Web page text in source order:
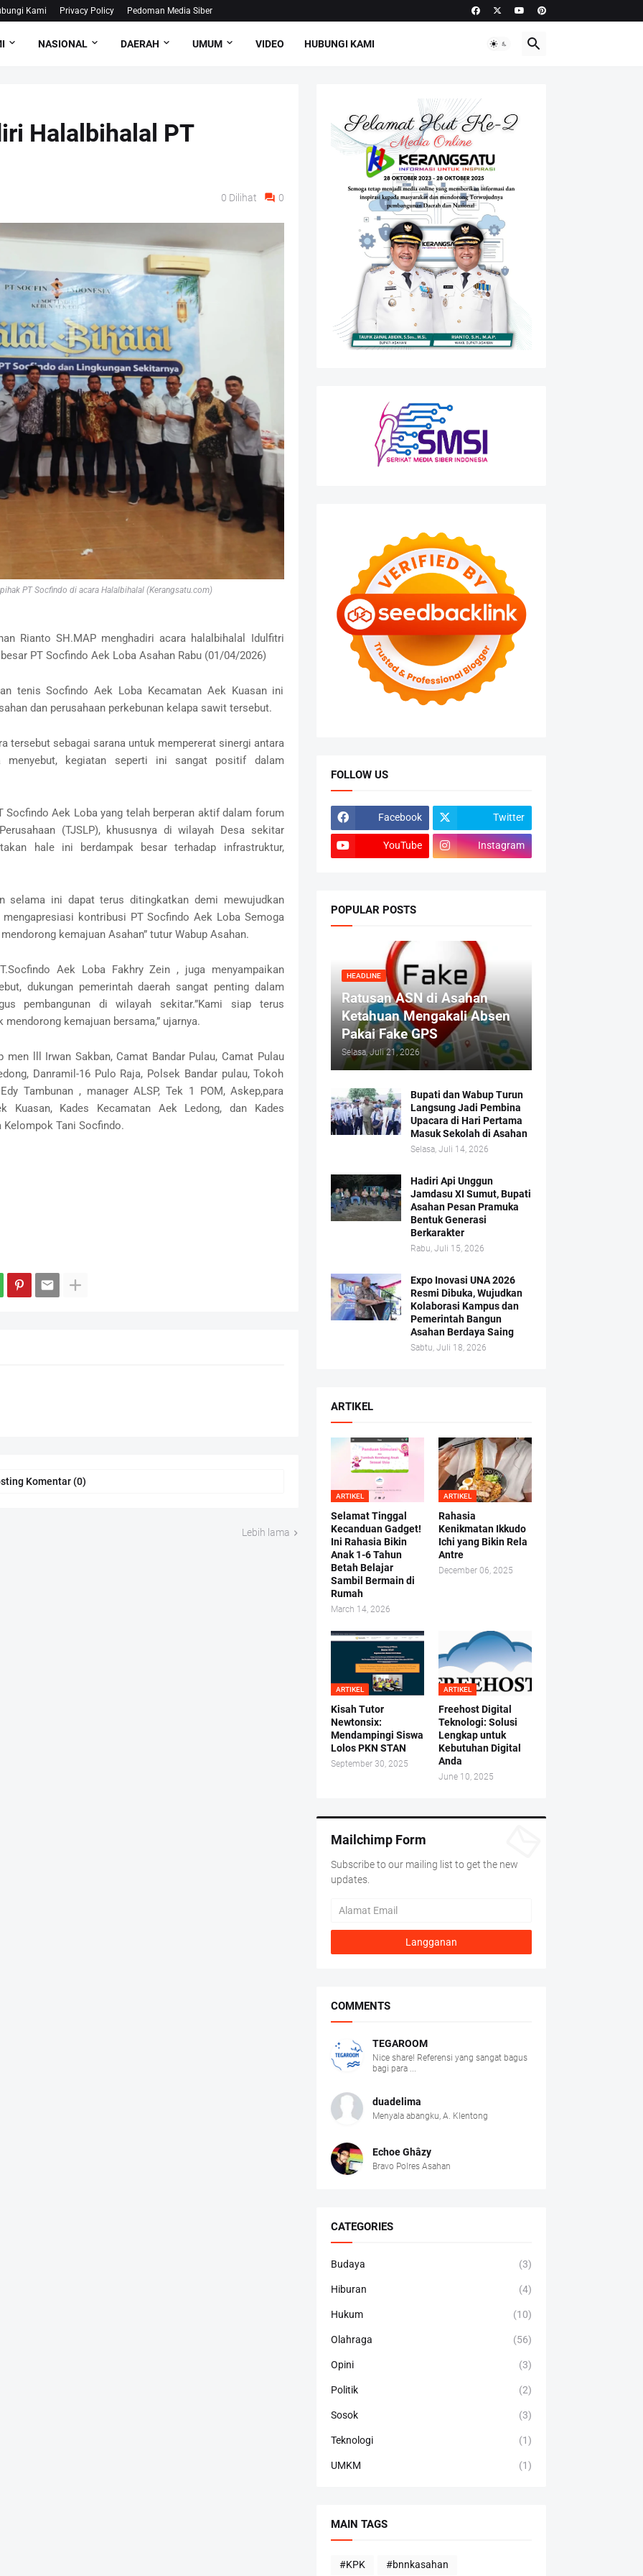
Kami Privacy Policy Pedoman Media Siber
NASIONAL DAERAH UMUM VIDEO HUBUNGI KAMI
Halalbihalal PT
0 Dilihat 0
PT Socfindo di acara Halalbihalal (Kerangsatu.com)
Rianto SH.MAP menghadiri acara halalbihalal Idulfitri
PT Socfindo Aek Loba Asahan Rabu (01/04/2026)
tenis Socfindo Aek Loba Kecamatan Aek Kuasan ini
dan perusahaan perkebunan kelapa sawit tersebut.
tersebut sebagai sarana untuk mempererat sinergi antara
menyebut, kegiatan seperti ini sangat positif dalam
Socfindo Aek Loba yang telah berperan aktif dalam forum
(TJSLP), khususnya di wilayah Desa sekitar
hale ini berdampak besar terhadap infrastruktur,
selama ini dapat terus ditingkatkan demi mewujudkan
kontribusi PT Socfindo Aek Loba Semoga
kemajuan Asahan” tutur Wabup Asahan.
Aek Loba Fakhry Zein , juga menyampaikan
dukungan pemerintah daerah sangat penting dalam
pembangunan di wilayah sekitar.”Kami siap terus
kemajuan bersama,” ujarnya.
men lll Irwan Sakban, Camat Bandar Pulau, Camat Pulau
Danramil-16 Pulo Raja, Polsek Bandar pulau, Tokoh
Tambunan , manager ALSP, Tek 1 POM, Askep,para
Kuasan, Kades Kecamatan Aek Ledong, dan Kades
Kelompok Tani Socfindo.
Komentar (0)
Lebih lama
FOLLOW US
Facebook Twitter
YouTube Instagram
POPULAR POSTS
HEADLINE
Ratusan ASN di Asahan
Ketahuan Mengakali Absen
Pakai Fake GPS
Selasa, Juli 21, 2026
Bupati dan Wabup Turun
Langsung Jadi Pembina
Upacara di Hari Pertama
Masuk Sekolah di Asahan
Selasa, Juli 14, 2026
Hadiri Api Unggun
Jamdasu XI Sumut, Bupati
Asahan Pesan Pramuka
Bentuk Generasi
Berkarakter
Rabu, Juli 15, 2026
Expo Inovasi UNA 2026
Resmi Dibuka, Wujudkan
Kolaborasi Kampus dan
Pemerintah Bangun
Asahan Berdaya Saing
Sabtu, Juli 18, 2026
ARTIKEL
ARTIKEL
Selamat Tinggal
Kecanduan Gadget!
Ini Rahasia Bikin
Anak 1-6 Tahun
Betah Belajar
Sambil Bermain di
Rumah
March 14, 2026
ARTIKEL
Rahasia
Kenikmatan Ikkudo
Ichi yang Bikin Rela
Antre
December 06, 2025
ARTIKEL
Kisah Tutor
Newtonsix:
Mendampingi Siswa
Lolos PKN STAN
September 30, 2025
ARTIKEL
Freehost Digital
Teknologi: Solusi
Lengkap untuk
Kebutuhan Digital
Anda
June 10, 2025
Mailchimp Form
Subscribe to our mailing list to get the new
updates.
COMMENTS
TEGAROOM
Nice share! Referensi yang sangat bagus
bagi para ...
duadelima
Menyala abangku, A. Klentong
Echoe Ghâzy
Bravo Polres Asahan
CATEGORIES
Budaya (3)
Hiburan (4)
Hukum (10)
Olahraga (56)
Opini (3)
Politik (2)
Sosok (3)
Teknologi (1)
UMKM (1)
MAIN TAGS
#KPK #bnnkasahan